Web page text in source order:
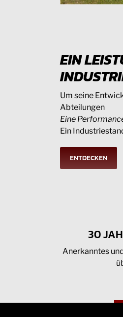
EIN
Um seine
Abteilungen
Eine
Ein
ENTDECKEN
30
Anerkanntes